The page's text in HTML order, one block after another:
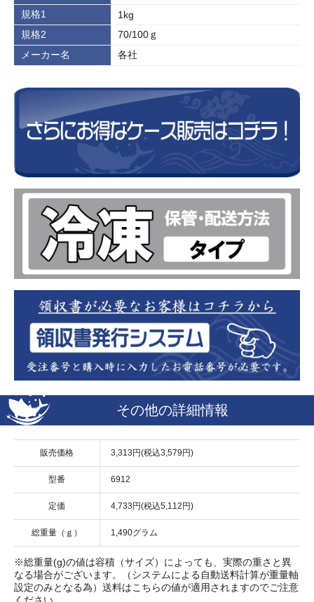
規格1
1kg
規格2
70/100ｇ
メーカー名
各社
その他の詳細情報
販売価格 3,313円(税込3,579円)
型番 6912
定価 4,733円(税込5,112円)
総重量（ｇ） 1,490グラム
※総重量(g)の値は容積（サイズ）によっても、実際の重さと異
なる場合がございます。（システムによる自動送料計算が重量軸
設定のみとなる為）送料はこちらの値が適用されますのでご注意